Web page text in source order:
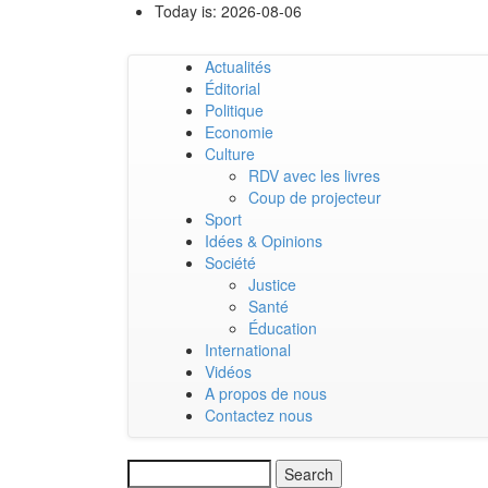
Today is: 2026-08-06
Main
navigation
Actualités
Éditorial
Politique
Economie
Culture
RDV avec les livres
Coup de projecteur
Sport
Idées & Opinions
Société
Justice
Santé
Éducation
International
Vidéos
A propos de nous
Contactez nous